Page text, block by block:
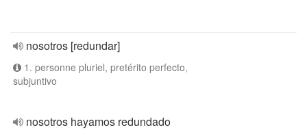
nosotros [redundar]
1. personne pluriel, pretérito perfecto,
subjuntivo
nosotros hayamos redundado